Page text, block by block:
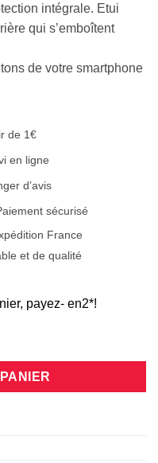
intégrale. Etui
qui s’emboîtent
de votre smartphone
de 1€
en ligne
d’avis
sécurisé
France
et de qualité
payez- en2*!
360 degrés en silicone